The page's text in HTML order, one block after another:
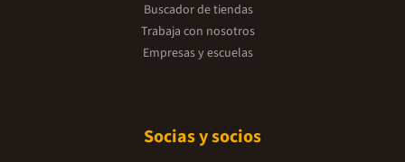
Buscador de tiendas
Trabaja con nosotros
Empresas y escuelas
Socias y socios